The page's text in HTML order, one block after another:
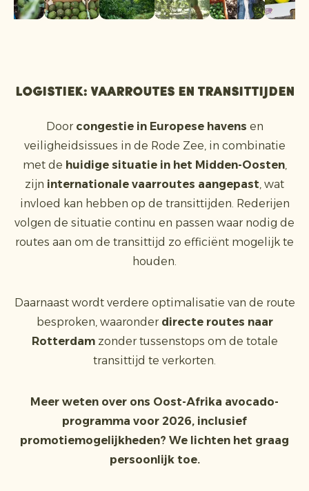
Logistiek: vaarroutes en transittijden
Door congestie in Europese havens en
veiligheidsissues in de Rode Zee, in combinatie
met de huidige situatie in het Midden-Oosten,
zijn internationale vaarroutes aangepast, wat
invloed kan hebben op de transittijden. Rederijen
volgen de situatie continu en passen waar nodig de
routes aan om de transittijd zo efficiënt mogelijk te
houden.
Daarnaast wordt verdere optimalisatie van de route
besproken, waaronder directe routes naar
Rotterdamzonder tussenstops om de totale
transittijd te verkorten.
Meer weten over ons Oost-Afrika avocado-
programma voor 2026, inclusief
promotiemogelijkheden? We lichten het graag
persoonlijk toe.